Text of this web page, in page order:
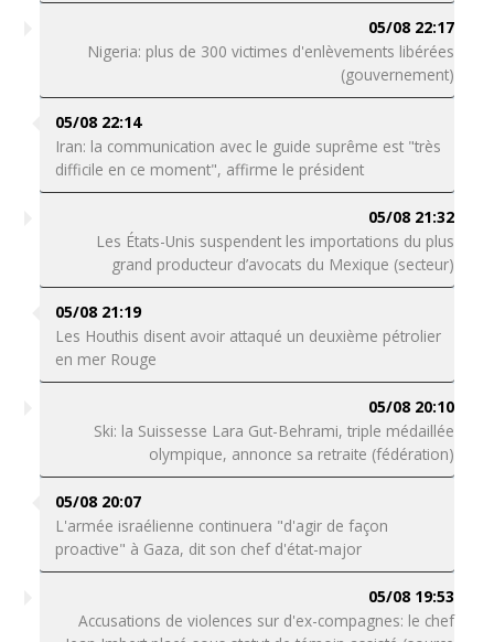
05/08 22:17
Nigeria: plus de 300 victimes d'enlèvements libérées
(gouvernement)
05/08 22:14
Iran: la communication avec le guide suprême est "très
difficile en ce moment", affirme le président
05/08 21:32
Les États-Unis suspendent les importations du plus
grand producteur d’avocats du Mexique (secteur)
05/08 21:19
Les Houthis disent avoir attaqué un deuxième pétrolier
en mer Rouge
05/08 20:10
Ski: la Suissesse Lara Gut-Behrami, triple médaillée
olympique, annonce sa retraite (fédération)
05/08 20:07
L'armée israélienne continuera "d'agir de façon
proactive" à Gaza, dit son chef d'état-major
05/08 19:53
Accusations de violences sur d'ex-compagnes: le chef